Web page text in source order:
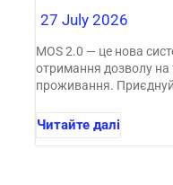
27 July 2026
MOS 2.0 — це нова
отримання дозволу на
проживання.
Читайте далі